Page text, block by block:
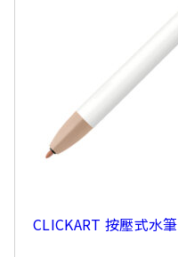
CLICKART 按壓式水筆